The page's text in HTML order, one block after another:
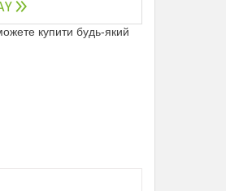
купити будь-який